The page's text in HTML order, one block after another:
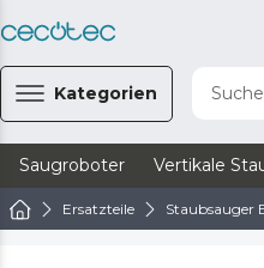
Kategorien
Saugroboter Vertikale
Ersatzteile Staubsauger